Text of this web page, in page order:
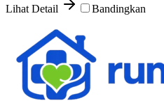
Lihat Detail Bandingkan